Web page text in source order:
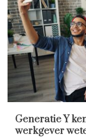
Generatie Y
werkgever